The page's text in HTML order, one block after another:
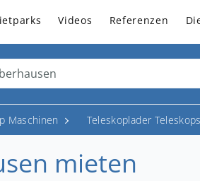
Videos Referenzen
Maschinen Teleskoplader
mieten